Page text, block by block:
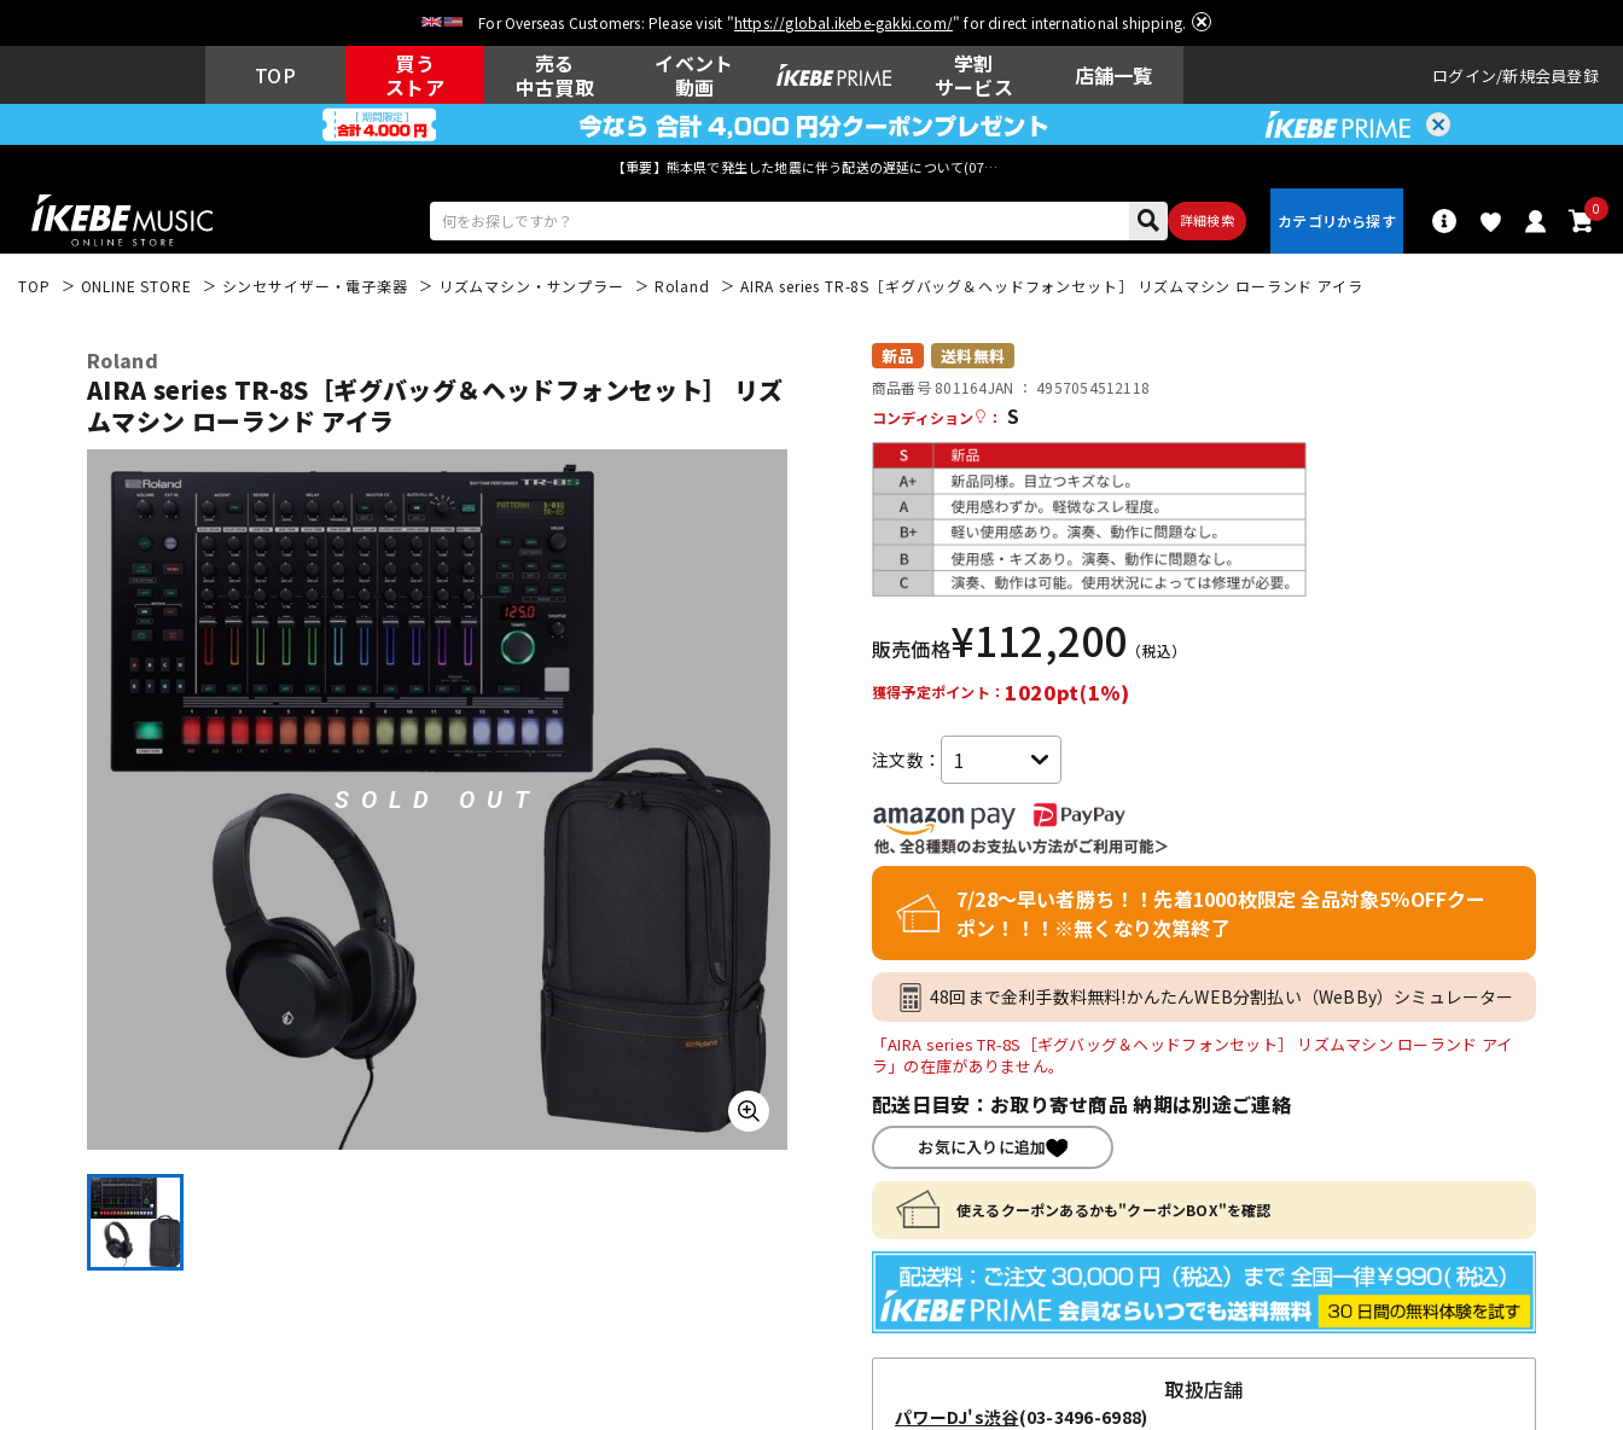
For Overseas Customers: Please visit "https://global.ikebe-gakki.com/" for direct international shipping.
TOP
買う
ストア
売る
中古買取
イベント
動画
学割
サービス
店舗一覧 ログイン 新規会員登録
【重要】熊本県で発生した地震に伴う配送の遅延について(07月29日
詳細検索
0
ウクレレ
キーボード 電子ピアノ 管楽器 その他楽器
DJ機器 DTM レコーディン
グ機器
配信/ライブ
機器
中古 ヴィンテージ
TOP ONLINE STORE シンセサイザー・電子楽器 リズムマシン・サンプラー Roland AIRA series TR-8S［ギグバッグ＆ヘッドフォンセット］ リズムマシン ローランド アイラ
Roland
AIRA series TR-8S［ギグバッグ＆ヘッドフォンセット］ リズ
ムマシン ローランド アイラ
SOLD OUT
新品 送料無料
商品番号 801164JAN ： 4957054512118
コンディション
： S
販売価格¥112,200 （税込）
獲得予定ポイント： 1020pt(1%)
注文数：
7/28～早い者勝ち！！先着1000枚限定 全品対象5％OFFクー
ポン！！！※無くなり次第終了
48回まで金利手数料無料!かんたんWEB分割払い（WeBBy）シミュレーター
「AIRA series TR-8S［ギグバッグ＆ヘッドフォンセット］ リズムマシン ローランド アイ
ラ」の在庫がありません。
配送日目安：お取り寄せ商品 納期は別途ご連絡
お気に入りに追加
使えるクーポンあるかも"クーポンBOX"を確認
取扱店舗
パワーDJ's渋谷(03-3496-6988)